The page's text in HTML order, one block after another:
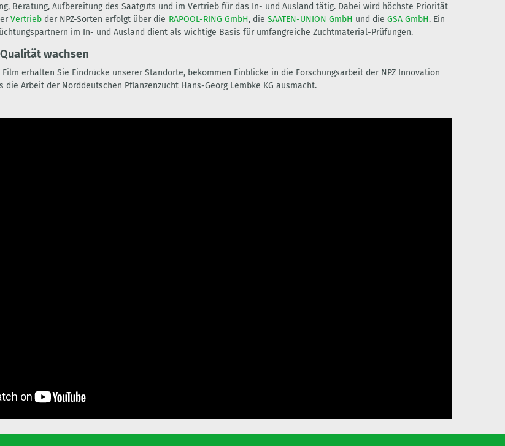
Beratung, Aufbereitung des Saatguts und im Vertrieb für das In- und Ausland tätig. Dabei wird höchste Priorität
Vertriebder NPZ-Sorten erfolgt über die RAPOOL-RING GmbH, die SAATEN-UNION GmbH und die GSA GmbH. Ein
im In- und Ausland dient als wichtige Basis für umfangreiche Zuchtmaterial-Prüfungen.
wachsen
erhalten Sie Eindrücke unserer Standorte, bekommen Einblicke in die Forschungsarbeit der NPZ Innovation
die Arbeit der Norddeutschen Pflanzenzucht Hans-Georg Lembke KG ausmacht.